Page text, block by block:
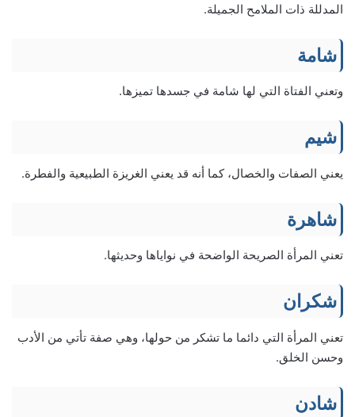
المدللة ذات الملامح الجميلة.
شامة
وتعني الفتاة التي لها شامة في جسدها تميزها.
شيم
يعني الصفات والخصال، كما أنه قد يعني الغريزة الطبيعية والفطرة.
شاهرة
تعني المرأة الصريحة الواضحة في نواياها وحديثها.
شكران
تعني المرأة التي دائما ما تشكر من حولها، وهي صفة تأتي من الأدب
وحسن الخلق.
شادن